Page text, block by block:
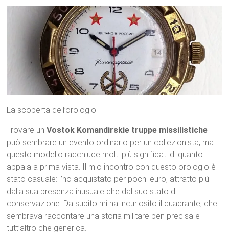
La scoperta dell’orologio
Trovare unVostok Komandirskie truppe missilistiche
può sembrare un evento ordinario per un collezionista, ma
questo modello racchiude molti più significati di quanto
appaia a prima vista. Il mio incontro con questo orologio è
stato casuale: l’ho acquistato per pochi euro, attratto più
dalla sua presenza inusuale che dal suo stato di
conservazione. Da subito mi ha incuriosito il quadrante, che
sembrava raccontare una storia militare ben precisa e
tutt’altro che generica.